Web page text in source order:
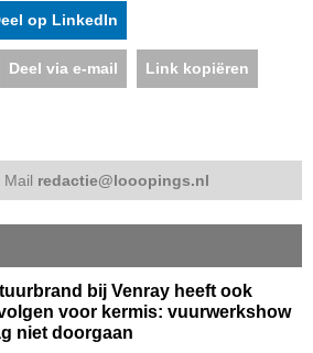
op LinkedIn
Deel via e-mail Link kopiëren
Mail redactie@looopings.nl
bij Venray heeft ook
voor kermis: vuurwerkshow
niet doorgaan